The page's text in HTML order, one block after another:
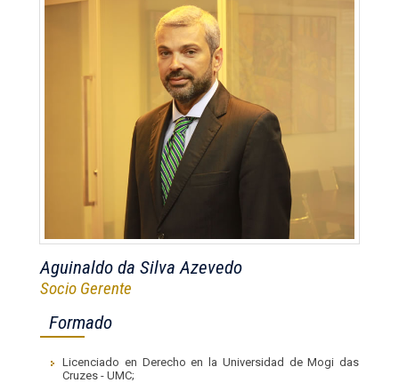
Aguinaldo da Silva Azevedo
Socio Gerente
Formado
Licenciado en Derecho en la Universidad de Mogi das
Cruzes - UMC;